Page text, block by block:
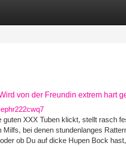
von der Freundin extrem hart
guten XXX Tuben klickt, stellt rasch
bei denen stundenlanges
ob Du auf dicke Hupen Bock